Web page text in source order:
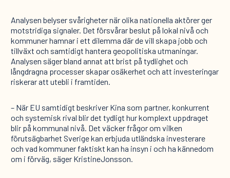
Analysen belyser svårigheter när olika nationella aktörer ger
motstridiga signaler. Det försvårar beslut på lokal nivå och
kommuner hamnar i ett dilemma där de vill skapa jobb och
tillväxt och samtidigt hantera geopolitiska utmaningar.
Analysen säger bland annat att brist på tydlighet och
långdragna processer skapar osäkerhet och att investeringar
riskerar att utebli i framtiden.
– När EU samtidigt beskriver Kina som partner, konkurrent
och systemisk rival blir det tydligt hur komplext uppdraget
blir på kommunal nivå. Det väcker frågor om vilken
förutsägbarhet Sverige kan erbjuda utländska investerare
och vad kommuner faktiskt kan ha insyn i och ha kännedom
om i förväg, säger KristineJonsson.